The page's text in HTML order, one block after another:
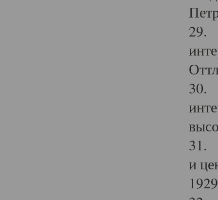
29.
30.
31.
и